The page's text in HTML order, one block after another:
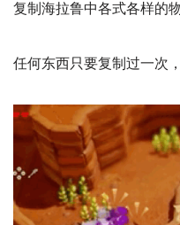
复制海拉鲁中各式各样的
任何东西只要复制过一次